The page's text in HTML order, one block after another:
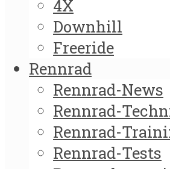
4X
Downhill
Freeride
Rennrad
Rennrad-News
Rennrad-
Rennrad-
Rennrad-Tests